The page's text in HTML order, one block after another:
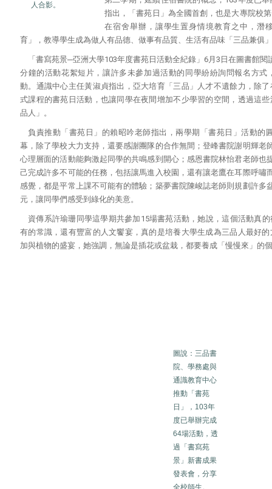
人合影。
指出，「書苑日」為全國首創，也是大專院校
在宿舍舉辦，讓學生置身情境教育之中，潛
育」，教導學生成為做人有品德、做事有品質、生活有品味「三品兼俱
「書寫苑景─亞洲大學103年度書苑日活動全紀錄」6月3日在圖書館
分鐘的活動花絮短片，讓許多未參加過活動的同學紛紛詢問報名方式
動。通識中心主任黃淑貞指出，亞大培育「三品」人才不遺餘力，除
式課程的書苑日活動，也讓同學在夜間增加不少學習的空間，透過這
品人」。
負責推動「書苑日」的賴昭吟老師指出，兩學期「書苑日」活動的
幕，除了學校大力支持，還要感謝團隊的合作無間；登峰書院謝明輝老
心理層面的活動能夠激起同學的共鳴感到開心；感恩書院林怡君老師也
己完成許多不可能的任務，包括讓馬進入校園，還有讓老鷹在耳際呼嘯
感覺，都是平常上課不可能有的體驗；築夢書院陳峻誌老師則規劃許多
元，讓同學們感受到綠化的美意。
資傳系許瑜珊同學這學期共參加15場書苑活動，她說，這個活動真
有的常識，還有豐富的人文饗宴，真的是培養大學生成為三品人最好
加與植物的盛宴，她強調，無論是插花或盆栽，都要養成「慢慢來」的
圖說：三品書
院、學務處與
通識教育中心
推動「書苑
日」，103年
度已舉辦完成
64場活動，透
過「書寫苑
景」新書成果
發表會，分享
全校師生。